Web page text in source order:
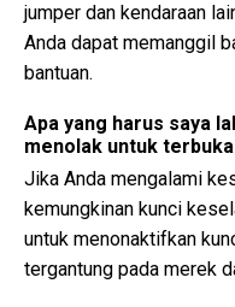
jumper dan kendaraan
Anda dapat memanggil
bantuan.
Apa yang harus saya
menolak untuk
Jika Anda mengalami
kemungkinan kunci
untuk menonaktifkan
tergantung pada merek